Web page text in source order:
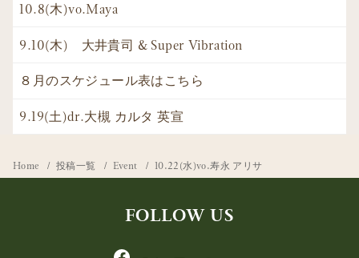
10.8(木)vo.Maya
9.10(木) 大井貴司 & Super Vibration
８月のスケジュール表はこちら
9.19(土)dr.大槻 カルタ 英宣
Home 投稿一覧 Event 10.22(水)vo.寿永 アリサ
FOLLOW US